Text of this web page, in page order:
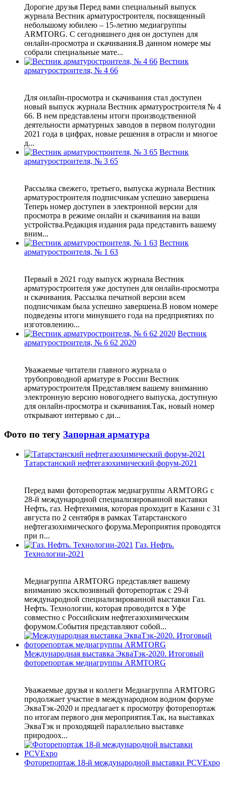
Дорогие друзья Перед вами специальный выпуск
журнала Вестник арматуростроителя, посвященный
небольшому юбилею – 15-летию медиагруппы
ARMTORG. С сегодняшнего дня он доступен для
онлайн-просмотра и скачивания.В данном номере мы
собрали специальные мате...
Вестник
арматуростроителя, № 4 66
Для онлайн-просмотра и скачивания стал доступен
новый выпуск журнала Вестник арматуростроителя № 4
66. В нем представлены итоги производственной
деятельности арматурных заводов в первом полугодии
2021 года в цифрах, новые решения в отрасли и многое
д...
Вестник
арматуростроителя, № 3 65
Рассылка свежего, третьего, выпуска журнала Вестник
арматуростроителя подписчикам успешно завершена
Теперь номер доступен в электронной версии для
просмотра в режиме онлайн и скачивания на ваши
устройства.Редакция издания рада представить вашему
вним...
Вестник
арматуростроителя, № 1 63
Первый в 2021 году выпуск журнала Вестник
арматуростроителя уже доступен для онлайн-просмотра
и скачивания. Рассылка печатной версии всем
подписчикам была успешно завершена.В новом номере
подведены итоги минувшего года на предприятиях по
изготовлению...
Вестник
арматуростроителя, № 6 62 2020
Уважаемые читатели главного журнала о
трубопроводной арматуре в России Вестник
арматуростроителя Представляем вашему вниманию
электронную версию новогоднего выпуска, доступную
для онлайн-просмотра и скачивания.Так, новый номер
открывают интервью c ди...
Фото по тегу Запорная арматура
Татарстанский нефтегазохимический форум-2021
Перед вами фоторепортаж медиагруппы ARMTORG с
28-й международной специализированной выставки
Нефть, газ. Нефтехимия, которая проходит в Казани с 31
августа по 2 сентября в рамках Татарстанского
нефтегазохимического форума.Мероприятия проводятся
при п...
Газ. Нефть.
Технологии-2021
Медиагруппа ARMTORG представляет вашему
вниманию эксклюзивный фоторепортаж с 29-й
международной специализированной выставки Газ.
Нефть. Технологии, которая проводится в Уфе
совместно с Российским нефтегазохимическим
форумом.События представляют собой...
Международная выставка ЭкваТэк-2020. Итоговый
фоторепортаж медиагруппы ARMTORG
Уважаемые друзья и коллеги Медиагруппа ARMTORG
продолжает участие в международном водном форуме
ЭкваТэк-2020 и предлагает к просмотру фоторепортаж
по итогам первого дня мероприятия.Так, на выставках
ЭкваТэк и проходящей параллельно выставке
природоох...
Фоторепортаж 18-й международной выставки PCVExpo